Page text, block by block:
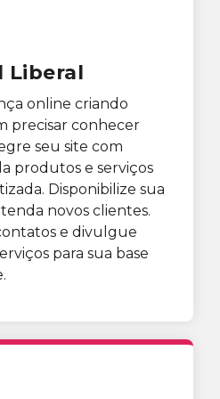
Liberal
online criando
precisar conhecer
seu site com
produtos e serviços
Disponibilize sua
novos clientes.
e divulgue
para sua base